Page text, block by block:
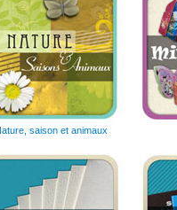
saison et animaux